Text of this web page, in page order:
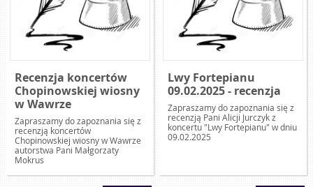
Recenzja koncertów
Chopinowskiej wiosny
w Wawrze
Zapraszamy do zapoznania się z
recenzją koncertów
Chopinowskiej wiosny w Wawrze
autorstwa Pani Małgorzaty
Mokrus
Lwy Fortepianu
09.02.2025 - recenzja
Zapraszamy do zapoznania się z
recenzją Pani Alicji Jurczyk z
koncertu "Lwy Fortepianu" w dniu
09.02.2025